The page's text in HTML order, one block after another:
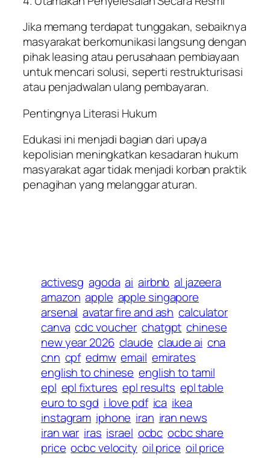
Jika memang terdapat tunggakan, sebaiknya
masyarakat berkomunikasi langsung dengan
pihak leasing atau perusahaan pembiayaan
untuk mencari solusi, seperti restrukturisasi
atau penjadwalan ulang pembayaran.
Pentingnya Literasi Hukum
Edukasi ini menjadi bagian dari upaya
kepolisian meningkatkan kesadaran hukum
masyarakat agar tidak menjadi korban praktik
penagihan yang melanggar aturan.
activesg agoda ai airbnb al jazeera
amazon apple apple singapore
arsenal avatar fire and ash calculator
canva cdc voucher chatgpt chinese
new year 2026 claude claude ai cna
cnn cpf edmw email emirates
english to chinese english to tamil
epl epl fixtures epl results epl table
euro to sgd i love pdf ica ikea
instagram iphone iran iran news
iran war iras israel ocbc ocbc share
price ocbc velocity oil price oil price